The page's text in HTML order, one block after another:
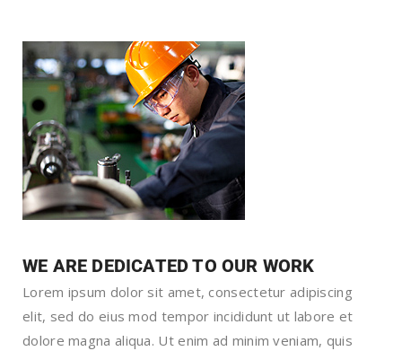
WE ARE DEDICATED TO OUR WORK
Lorem ipsum dolor sit amet, consectetur adipiscing
elit, sed do eius mod tempor incididunt ut labore et
dolore magna aliqua. Ut enim ad minim veniam, quis